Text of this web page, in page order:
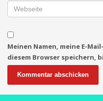
Meinen Namen, meine E-
diesem Browser speichern,